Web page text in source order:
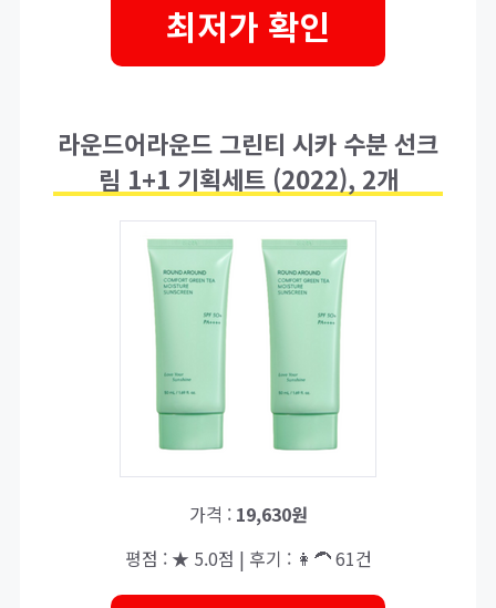
최저가 확인
라운드어라운드 그린티 시카 수분 선크
림 1+1 기획세트 (2022), 2개
가격 : 19,630원
평점 : ★ 5.0점 | 후기 : 👩‍🦱 61건